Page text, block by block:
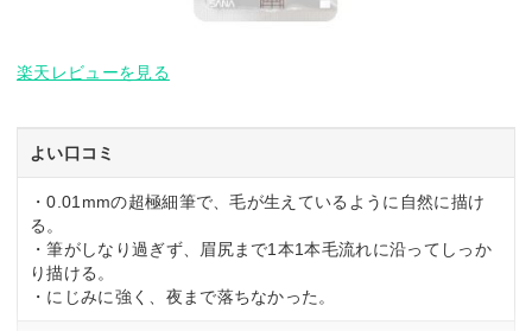
楽天レビューを見る
よい口コミ
・0.01mmの超極細筆で、毛が生えているように自然に描け
る。
・筆がしなり過ぎず、眉尻まで1本1本毛流れに沿ってしっか
り描ける。
・にじみに強く、夜まで落ちなかった。